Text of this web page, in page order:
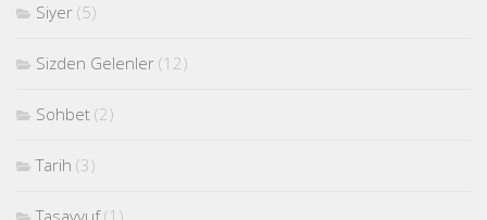
Siyer (5)
Sizden Gelenler (12)
Sohbet (2)
Tarih (3)
Tasavvuf(1)